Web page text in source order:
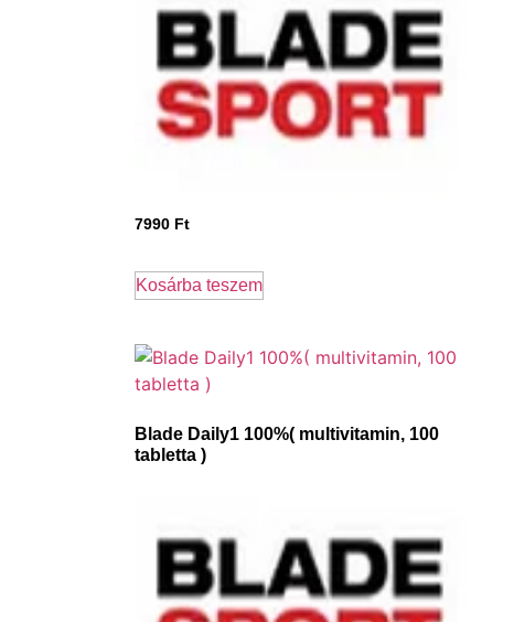
7990 Ft
Kosárba teszem
Blade Daily1 100%( multivitamin, 100
tabletta )